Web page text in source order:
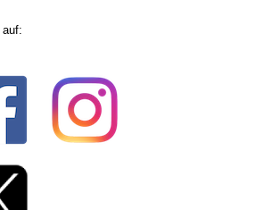
auf: